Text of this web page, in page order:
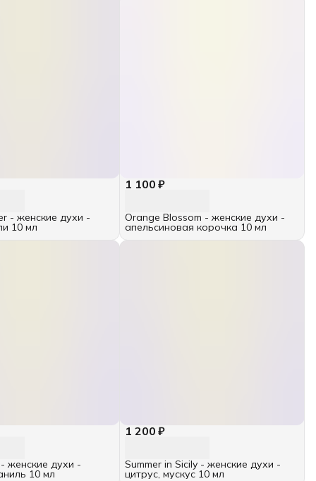
- женские духи -
10 мл
1 100 ₽
Orange Blossom - женские духи -
апельсиновая корочка 10 мл
женские духи -
10 мл
1 200 ₽
Summer in Sicily - женские духи -
цитрус, мускус 10 мл